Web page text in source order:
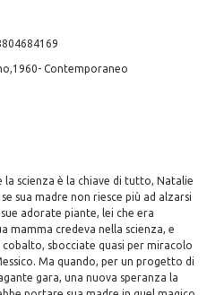
Contemporaneo
la scienza è la chiave di tutto, Natalie
sua madre non riesce più ad alzarsi
adorate piante, lei che era
mamma credeva nella scienza, e
sbocciate quasi per miracolo
Ma quando, per un progetto di
gara, una nuova speranza la